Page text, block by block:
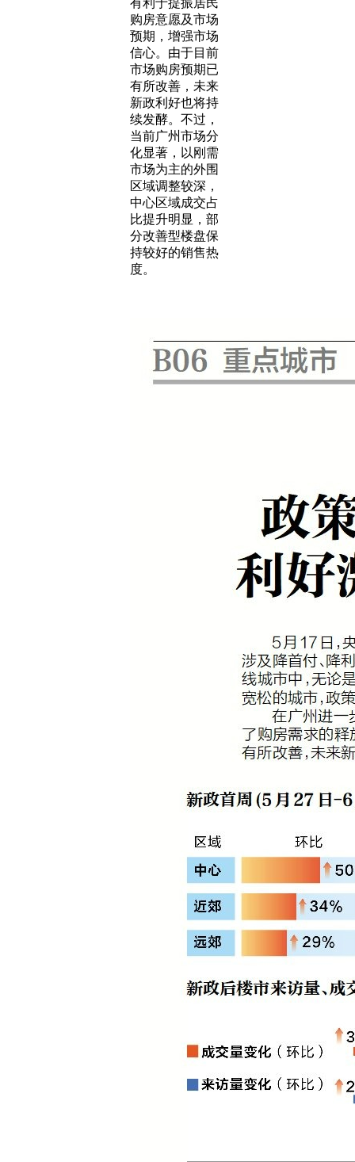
有利于提振居民
购房意愿及市场
预期，增强市场
信心。由于目前
市场购房预期已
有所改善，未来
新政利好也将持
续发酵。不过，
当前广州市场分
化显著，以刚需
市场为主的外围
区域调整较深，
中心区域成交占
比提升明显，部
分改善型楼盘保
持较好的销售热
度。